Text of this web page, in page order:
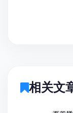
相关文